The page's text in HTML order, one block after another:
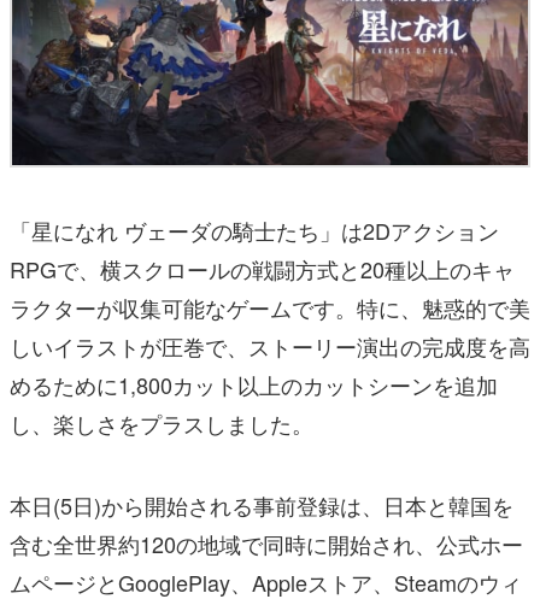
「星になれ ヴェーダの騎士たち」は2Dアクション
RPGで、横スクロールの戦闘方式と20種以上のキャ
ラクターが収集可能なゲームです。特に、魅惑的で美
しいイラストが圧巻で、ストーリー演出の完成度を高
めるために1,800カット以上のカットシーンを追加
し、楽しさをプラスしました。
本日(5日)から開始される事前登録は、日本と韓国を
含む全世界約120の地域で同時に開始され、公式ホー
ムページとGooglePlay、Appleストア、Steamのウィ